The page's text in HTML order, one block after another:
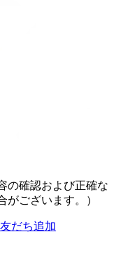
の確認および正確な
ございます。）
だち追加